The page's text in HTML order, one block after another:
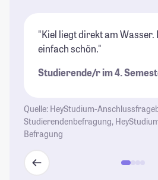
"Kiel liegt direkt am Wasser.
einfach schön."
Studierende/r im 4.
Quelle: HeyStudium-
Studierendenbefragung,
Befragung